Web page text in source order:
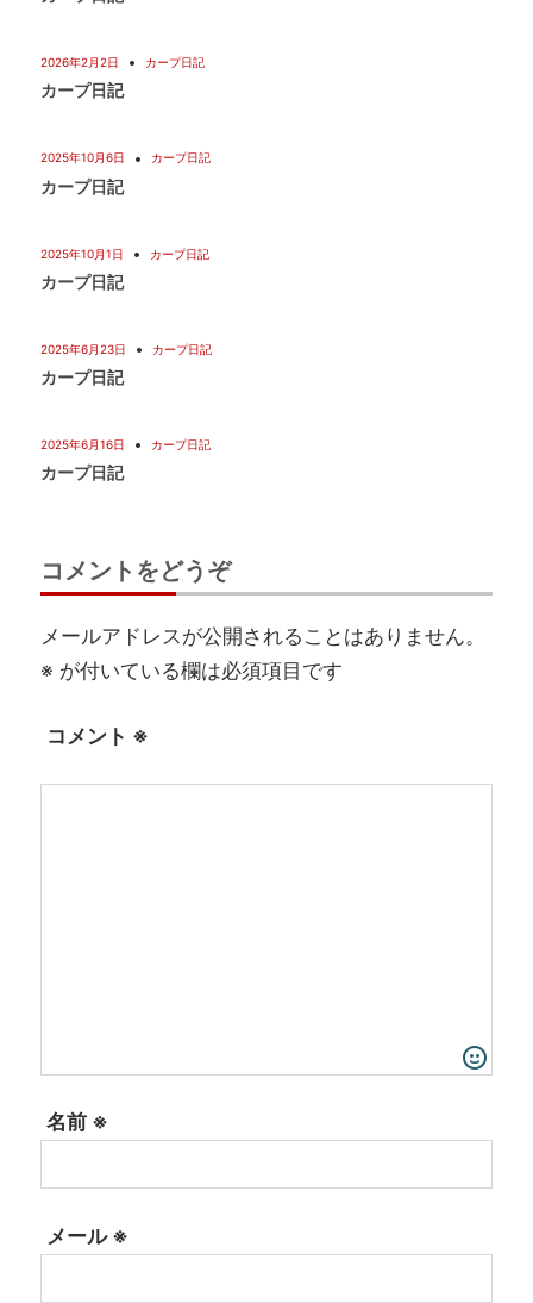
2026年2月2日 カープ日記
カープ日記
2025年10月6日 カープ日記
カープ日記
2025年10月1日 カープ日記
カープ日記
2025年6月23日 カープ日記
カープ日記
2025年6月16日 カープ日記
カープ日記
コメントをどうぞ
メールアドレスが公開されることはありません。
※ が付いている欄は必須項目です
コメント ※
名前 ※
メール ※